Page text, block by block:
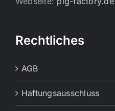
Rechtliches
AGB
Haftungsausschluss